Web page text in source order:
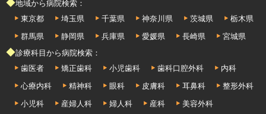
◆地域から病院検索：
東京都
埼玉県 千葉県 神奈川県 茨城県
栃木県
群馬県
静岡県 兵庫県 愛媛県 長崎県
宮城県
◆診療科目から病院検索：
歯医者
矯正歯科 小児歯科 歯科口腔外科
内科
心療内科
精神科 眼科 皮膚科 耳鼻科
整形外科
小児科
産婦人科 婦人科 産科
美容外科